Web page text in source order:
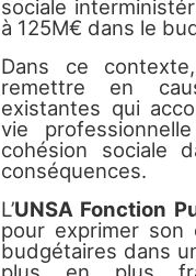
sociale
à 125M€ dans le
Dans ce
remettre en
existantes qui
vie
cohésion sociale
conséquences.
L’UNSA Fonction
pour exprimer son
budgétaires dans